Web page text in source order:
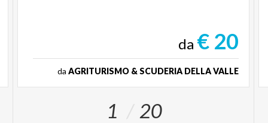
da € 20
da AGRITURISMO & SCUDERIA DELLA VALLE
1 20